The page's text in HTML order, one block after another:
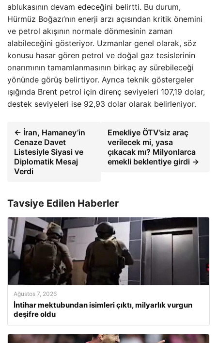
ablukasının devam edeceğini belirtti. Bu durum,
Hürmüz Boğazı’nın enerji arzı açısından kritik önemini
ve petrol akışının normale dönmesinin zaman
alabileceğini gösteriyor. Uzmanlar genel olarak, söz
konusu hasar gören petrol ve doğal gaz tesislerinin
onarımının tamamlanmasının birkaç ay sürebileceği
yönünde görüş belirtiyor. Ayrıca teknik göstergeler
ışığında Brent petrol için direnç seviyeleri 107,19 dolar,
destek seviyeleri ise 92,93 dolar olarak belirleniyor.
← İran, Hamaney’in
Cenaze Davet
Listesiyle Siyasi ve
Diplomatik Mesaj
Verdi
Emekliye ÖTV’siz araç
verilecek mi, yasa
çıkacak mı? Milyonlarca
emekli beklentiye girdi →
Tavsiye Edilen Haberler
Ağustos 7, 2026
İntihar mektubundan isimleri çıktı, milyarlık vurgun
deşifre oldu